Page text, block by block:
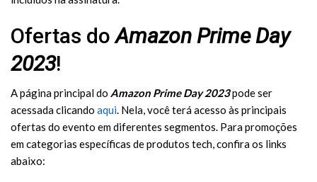
Ofertas doAmazon Prime Day
2023!
A página principal do Amazon Prime Day 2023pode ser
acessada clicando aqui . Nela, você terá acesso às principais
ofertas do evento em diferentes segmentos. Para promoções
em categorias específicas de produtos tech, confira os links
abaixo: